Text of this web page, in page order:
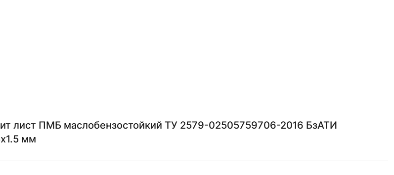
лист ПМБ маслобензостойкий ТУ 2579-02505759706-2016 БзАТИ
мм